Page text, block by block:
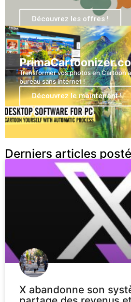
Découvrez les offres !
Transformer vos photos en Cartoon
bureau sans internet !
Découvrez le maintenant !
Derniers articles
X abandonne son